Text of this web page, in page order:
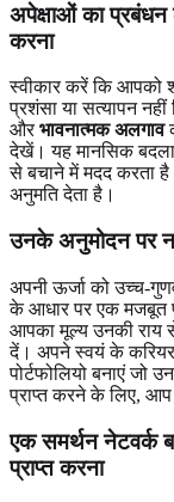
अपेक्षाओं का
करना
स्वीकार करें कि आपको
प्रशंसा या सत्यापन
औरभावनात्मक अलगाव
देखें। यह मानसिक
से बचाने में मदद करता
अनुमति देता है।
उनके अनुमोदन पर
अपनी ऊर्जा को उच्च-
के आधार पर एक मजबूत
आपका मूल्य उनकी राय से
दें। अपने स्वयं के करियर
पोर्टफोलियो बनाएं
प्राप्त करने के लिए,
एक समर्थन नेटवर्क
प्राप्त करना